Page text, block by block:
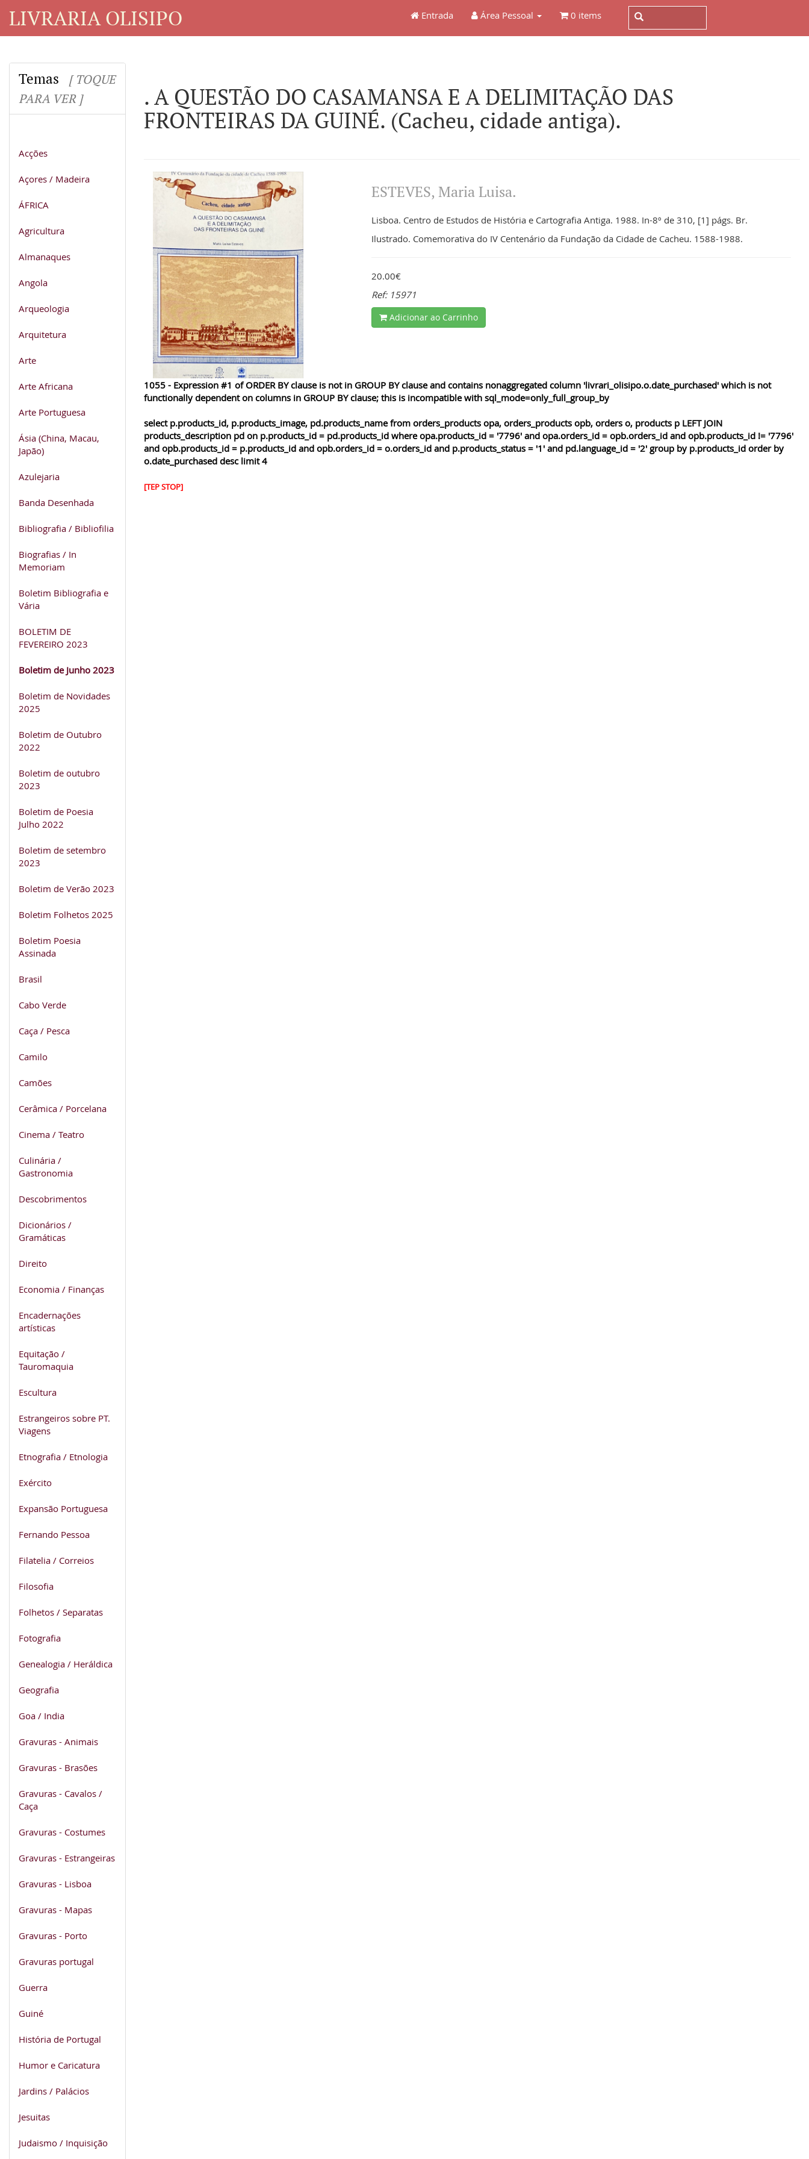
LIVRARIA OLISIPO Entrada Área Pessoal 0 items
Temas
[ TOQUE
PARA VER ]
Acções
Açores / Madeira
ÁFRICA
Agricultura
Almanaques
Angola
Arqueologia
Arquitetura
Arte
Arte Africana
Arte Portuguesa
Ásia (China, Macau,
Japão)
Azulejaria
Banda Desenhada
Bibliografia / Bibliofilia
Biografias / In
Memoriam
Boletim Bibliografia e
Vária
BOLETIM DE
FEVEREIRO 2023
Boletim de Junho 2023
Boletim de Novidades
2025
Boletim de Outubro
2022
Boletim de outubro
2023
Boletim de Poesia
Julho 2022
Boletim de setembro
2023
Boletim de Verão 2023
Boletim Folhetos 2025
Boletim Poesia
Assinada
Brasil
Cabo Verde
Caça / Pesca
Camilo
Camões
Cerâmica / Porcelana
Cinema / Teatro
Culinária /
Gastronomia
Descobrimentos
Dicionários /
Gramáticas
Direito
Economia / Finanças
Encadernações
artísticas
Equitação /
Tauromaquia
Escultura
Estrangeiros sobre PT.
Viagens
Etnografia / Etnologia
Exército
Expansão Portuguesa
Fernando Pessoa
Filatelia / Correios
Filosofia
Folhetos / Separatas
Fotografia
Genealogia / Heráldica
Geografia
Goa / India
Gravuras - Animais
Gravuras - Brasões
Gravuras - Cavalos /
Caça
Gravuras - Costumes
Gravuras - Estrangeiras
Gravuras - Lisboa
Gravuras - Mapas
Gravuras - Porto
Gravuras portugal
Guerra
Guiné
História de Portugal
Humor e Caricatura
Jardins / Palácios
Jesuitas
Judaismo / Inquisição
. A QUESTÃO DO CASAMANSA E A DELIMITAÇÃO DAS
FRONTEIRAS DA GUINÉ. (Cacheu, cidade antiga).
ESTEVES, Maria Luisa.
Lisboa. Centro de Estudos de História e Cartografia Antiga. 1988. In-8º de 310, [1] págs. Br.
Ilustrado. Comemorativa do IV Centenário da Fundação da Cidade de Cacheu. 1588-1988.
20.00€
Ref: 15971
Adicionar ao Carrinho
1055 - Expression #1 of ORDER BY clause is not in GROUP BY clause and contains nonaggregated column 'livrari_olisipo.o.date_purchased' which is not
functionally dependent on columns in GROUP BY clause; this is incompatible with sql_mode=only_full_group_by
select p.products_id, p.products_image, pd.products_name from orders_products opa, orders_products opb, orders o, products p LEFT JOIN
products_description pd on p.products_id = pd.products_id where opa.products_id = '7796' and opa.orders_id = opb.orders_id and opb.products_id != '7796'
and opb.products_id = p.products_id and opb.orders_id = o.orders_id and p.products_status = '1' and pd.language_id = '2' group by p.products_id order by
o.date_purchased desc limit 4
[TEP STOP]